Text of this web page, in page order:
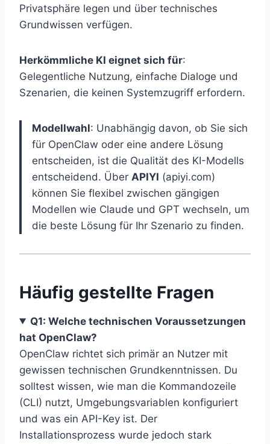
Privatsphäre legen und über technisches
Grundwissen verfügen.
Herkömmliche KI eignet sich für:
Gelegentliche Nutzung, einfache Dialoge und
Szenarien, die keinen Systemzugriff erfordern.
Modellwahl: Unabhängig davon, ob Sie sich
für OpenClaw oder eine andere Lösung
entscheiden, ist die Qualität des KI-Modells
entscheidend. Über APIYI (apiyi.com)
können Sie flexibel zwischen gängigen
Modellen wie Claude und GPT wechseln, um
die beste Lösung für Ihr Szenario zu finden.
Häufig gestellte Fragen
Q1: Welche technischen Voraussetzungen
hat OpenClaw?
OpenClaw richtet sich primär an Nutzer mit
gewissen technischen Grundkenntnissen. Du
solltest wissen, wie man die Kommandozeile
(CLI) nutzt, Umgebungsvariablen konfiguriert
und was ein API-Key ist. Der
Installationsprozess wurde jedoch stark